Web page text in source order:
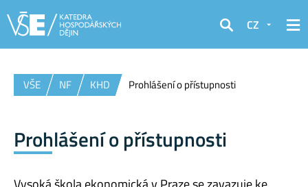
Hledat
CZ
VŠE NF KHD Prohlášení o přístupnosti
Prohlášení o přístupnosti